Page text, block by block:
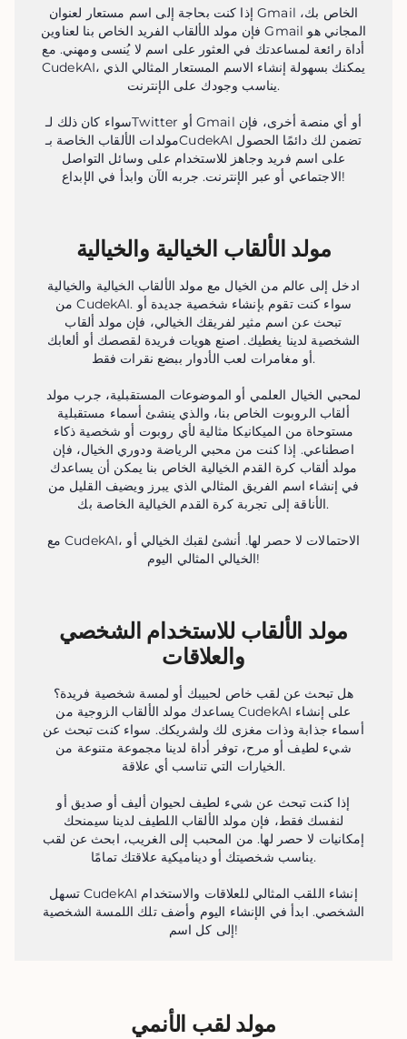
إذا كنت بحاجة إلى اسم مستعار لعنوان Gmail الخاص بك،
فإن مولد الألقاب الفريد الخاص بنا لعناوين Gmail المجاني هو
أداة رائعة لمساعدتك في العثور على اسم لا يُنسى ومهني. مع
CudekAI، يمكنك بسهولة إنشاء الاسم المستعار المثالي الذي
يناسب وجودك على الإنترنت.
سواء كان ذلك لـTwitter أو Gmail أو أي منصة أخرى، فإن
مولدات الألقاب الخاصة بـCudekAI تضمن لك دائمًا الحصول
على اسم فريد وجاهز للاستخدام على وسائل التواصل
الاجتماعي أو عبر الإنترنت. جربه الآن وابدأ في الإبداع!
مولد الألقاب الخيالية والخيالية
ادخل إلى عالم من الخيال مع مولد الألقاب الخيالية والخيالية
من CudekAI. سواء كنت تقوم بإنشاء شخصية جديدة أو
تبحث عن اسم مثير لفريقك الخيالي، فإن مولد ألقاب
الشخصية لدينا يغطيك. اصنع هويات فريدة لقصصك أو ألعابك
أو مغامرات لعب الأدوار ببضع نقرات فقط.
لمحبي الخيال العلمي أو الموضوعات المستقبلية، جرب مولد
ألقاب الروبوت الخاص بنا، والذي ينشئ أسماء مستقبلية
مستوحاة من الميكانيكا مثالية لأي روبوت أو شخصية ذكاء
اصطناعي. إذا كنت من محبي الرياضة ودوري الخيال، فإن
مولد ألقاب كرة القدم الخيالية الخاص بنا يمكن أن يساعدك
في إنشاء اسم الفريق المثالي الذي يبرز ويضيف القليل من
الأناقة إلى تجربة كرة القدم الخيالية الخاصة بك.
مع CudekAI، الاحتمالات لا حصر لها. أنشئ لقبك الخيالي أو
الخيالي المثالي اليوم!
مولد الألقاب للاستخدام الشخصي
والعلاقات
هل تبحث عن لقب خاص لحبيبك أو لمسة شخصية فريدة؟
يساعدك مولد الألقاب الزوجية من CudekAI على إنشاء
أسماء جذابة وذات مغزى لك ولشريكك. سواء كنت تبحث عن
شيء لطيف أو مرح، توفر أداة لدينا مجموعة متنوعة من
الخيارات التي تناسب أي علاقة.
إذا كنت تبحث عن شيء لطيف لحيوان أليف أو صديق أو
لنفسك فقط، فإن مولد الألقاب اللطيف لدينا سيمنحك
إمكانيات لا حصر لها. من المحبب إلى الغريب، ابحث عن لقب
يناسب شخصيتك أو ديناميكية علاقتك تمامًا.
تسهل CudekAI إنشاء اللقب المثالي للعلاقات والاستخدام
الشخصي. ابدأ في الإنشاء اليوم وأضف تلك اللمسة الشخصية
إلى كل اسم!
مولد لقب الأنمي